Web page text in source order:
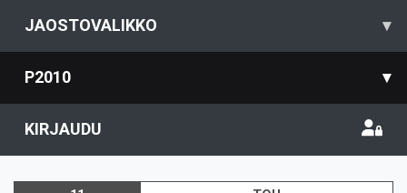
JAOSTOVALIKKO ▾
P2010 ▾
KIRJAUDU